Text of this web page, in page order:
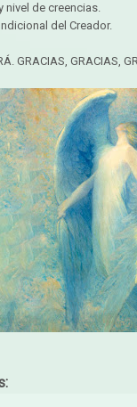
nivel de creencias.
del Creador.
GRACIAS, GRACIAS,